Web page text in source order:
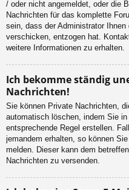
/ oder nicht angemeldet, oder die
Nachrichten für das komplette
sein, dass der Administrator
verschicken, entzogen hat.
weitere Informationen zu erhalten.
Ich bekomme ständig
Nachrichten!
Sie können Private Nachrichten,
automatisch löschen, indem Sie
entsprechende Regel erstellen.
jemandem erhalten, so können
melden. Dieser kann dem
Nachrichten zu versenden.